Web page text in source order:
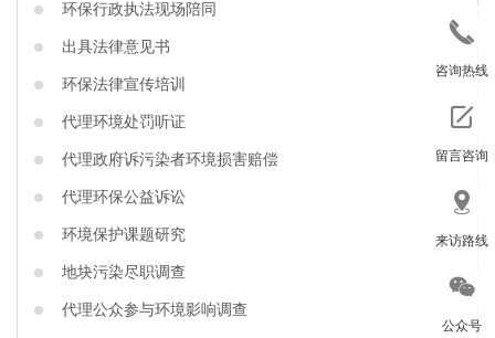
环保行政执法现场陪同
出具法律意见书
环保法律宣传培训
代理环境处罚听证
代理政府诉污染者环境损害赔偿
代理环保公益诉讼
环境保护课题研究
地块污染尽职调查
代理公众参与环境影响调查
咨询热线
留言咨询
来访路线
公众号